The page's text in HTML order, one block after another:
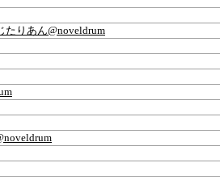
たりあん@noveldrum